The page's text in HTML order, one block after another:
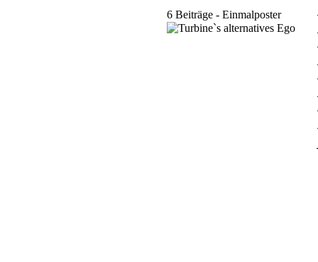
6 Beiträge - Einmalposter